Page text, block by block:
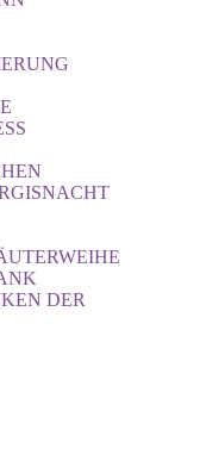
DER